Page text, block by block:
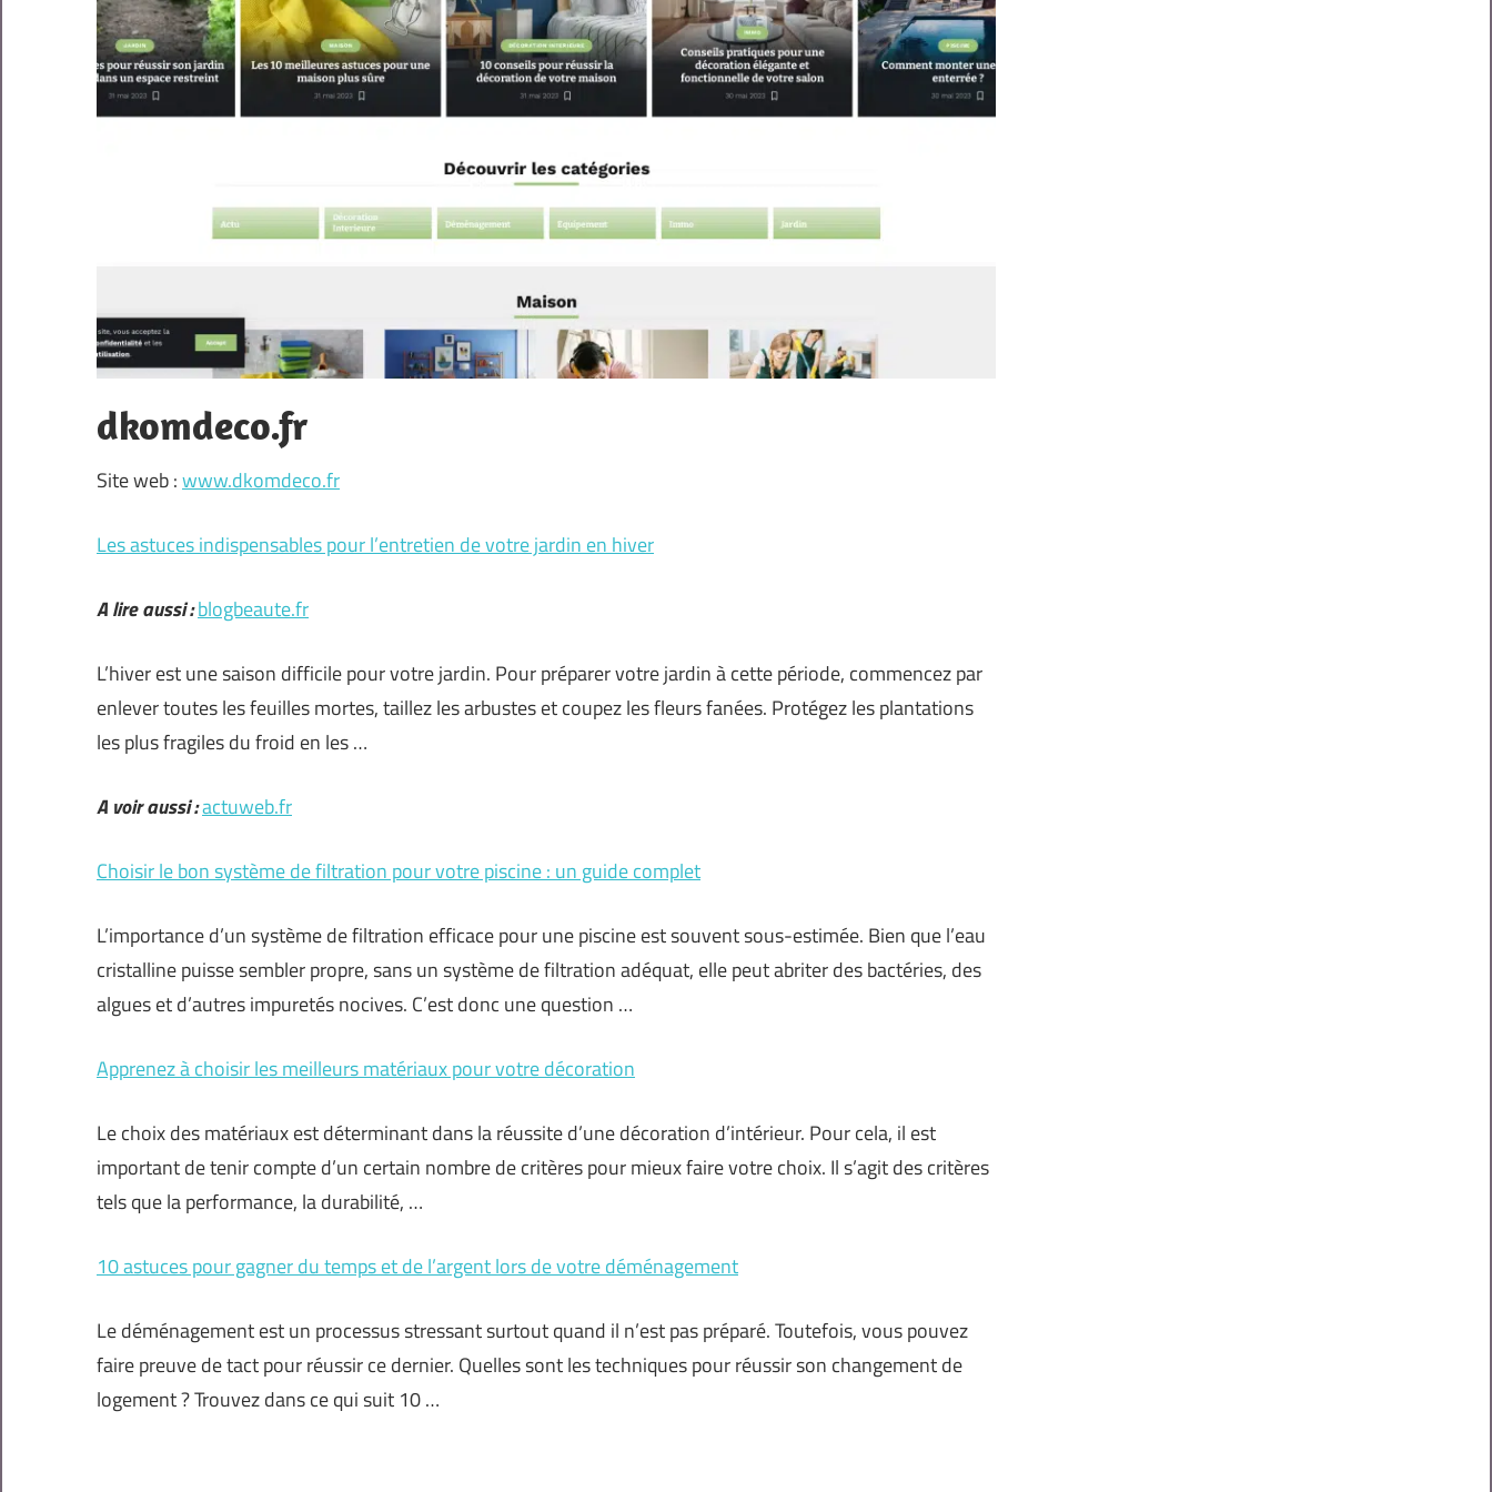
dkomdeco.fr
Site web :www.dkomdeco.fr
Les astuces indispensables pour l’entretien de votre jardin en hiver
A lire aussi :blogbeaute.fr
L’hiver est une saison difficile pour votre jardin. Pour préparer votre jardin à cette période, commencez par
enlever toutes les feuilles mortes, taillez les arbustes et coupez les fleurs fanées. Protégez les plantations
les plus fragiles du froid en les …
A voir aussi :actuweb.fr
Choisir le bon système de filtration pour votre piscine : un guide complet
L’importance d’un système de filtration efficace pour une piscine est souvent sous-estimée. Bien que l’eau
cristalline puisse sembler propre, sans un système de filtration adéquat, elle peut abriter des bactéries, des
algues et d’autres impuretés nocives. C’est donc une question …
Apprenez à choisir les meilleurs matériaux pour votre décoration
Le choix des matériaux est déterminant dans la réussite d’une décoration d’intérieur. Pour cela, il est
important de tenir compte d’un certain nombre de critères pour mieux faire votre choix. Il s’agit des critères
tels que la performance, la durabilité, …
10 astuces pour gagner du temps et de l’argent lors de votre déménagement
Le déménagement est un processus stressant surtout quand il n’est pas préparé. Toutefois, vous pouvez
faire preuve de tact pour réussir ce dernier. Quelles sont les techniques pour réussir son changement de
logement ? Trouvez dans ce qui suit 10 …